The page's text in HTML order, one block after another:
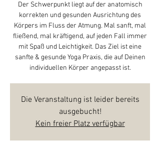
Der Schwerpunkt liegt auf der anatomisch
korrekten und gesunden Ausrichtung des
Körpers im Fluss der Atmung. Mal sanft, mal
fließend, mal kräftigend, auf jeden Fall immer
mit Spaß und Leichtigkeit. Das Ziel ist eine
sanfte & gesunde Yoga Praxis, die auf Deinen
individuellen Körper angepasst ist.
Die Veranstaltung ist leider bereits
ausgebucht!
Kein freier Platz verfügbar